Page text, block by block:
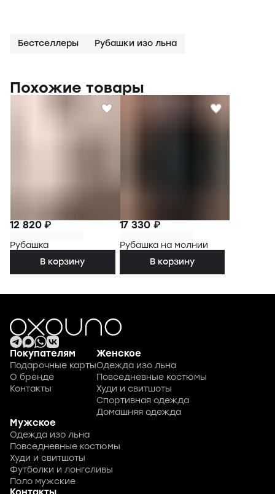
Бестселлеры Рубашки изо льна
Похожие товары
12 820 ₽
Рубашка
В корзину
17 330 ₽
Рубашка на молнии
В корзину
Покупателям
Подарочные карты
О бренде
Контакты
Женское
Одежда изо льна
Повседневные костюмы
Худи и свитшоты
Спортивная одежда
Домашняя одежда
Мужское
Одежда изо льна
Повседневные костюмы
Худи и свитшоты
Футболки и лонгсливы
Поло мужские